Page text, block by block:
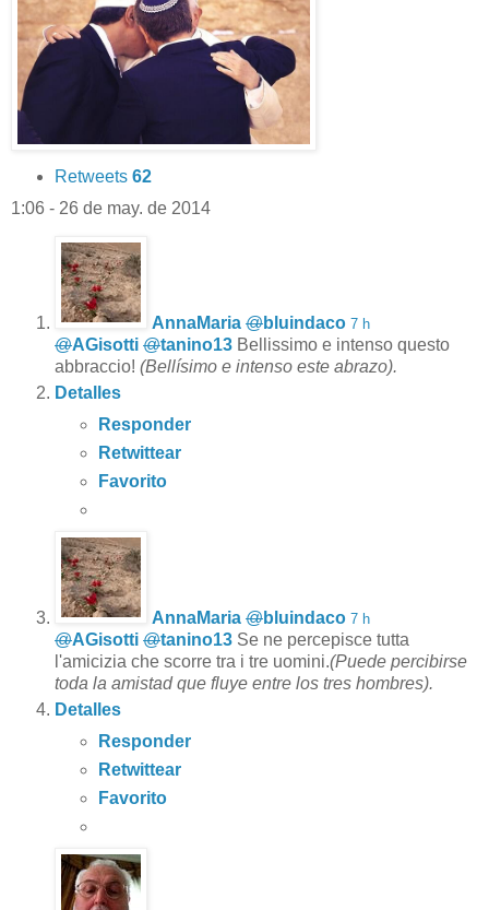
Retweets 62
1:06 - 26 de may. de 2014
AnnaMaria @bluindaco 7 h
@AGisotti @tanino13 Bellissimo e intenso questo
abbraccio! (Bellísimo e intenso este abrazo).
Detalles
Responder
Retwittear
Favorito
AnnaMaria @bluindaco 7 h
@AGisotti @tanino13 Se ne percepisce tutta
l'amicizia che scorre tra i tre uomini.(Puede percibirse
toda la amistad que fluye entre los tres hombres).
Detalles
Responder
Retwittear
Favorito